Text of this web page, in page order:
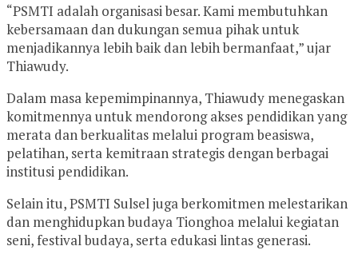
“PSMTI adalah organisasi besar. Kami membutuhkan
kebersamaan dan dukungan semua pihak untuk
menjadikannya lebih baik dan lebih bermanfaat,” ujar
Thiawudy.
Dalam masa kepemimpinannya, Thiawudy menegaskan
komitmennya untuk mendorong akses pendidikan yang
merata dan berkualitas melalui program beasiswa,
pelatihan, serta kemitraan strategis dengan berbagai
institusi pendidikan.
Selain itu, PSMTI Sulsel juga berkomitmen melestarikan
dan menghidupkan budaya Tionghoa melalui kegiatan
seni, festival budaya, serta edukasi lintas generasi.